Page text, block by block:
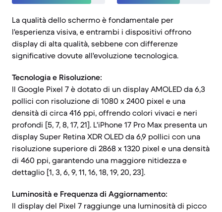
La qualità dello schermo è fondamentale per
l'esperienza visiva, e entrambi i dispositivi offrono
display di alta qualità, sebbene con differenze
significative dovute all'evoluzione tecnologica.
Tecnologia e Risoluzione:
Il Google Pixel 7 è dotato di un display AMOLED da 6,3
pollici con risoluzione di 1080 x 2400 pixel e una
densità di circa 416 ppi, offrendo colori vivaci e neri
profondi [5, 7, 8, 17, 21]. L'iPhone 17 Pro Max presenta un
display Super Retina XDR OLED da 6,9 pollici con una
risoluzione superiore di 2868 x 1320 pixel e una densità
di 460 ppi, garantendo una maggiore nitidezza e
dettaglio [1, 3, 6, 9, 11, 16, 18, 19, 20, 23].
Luminosità e Frequenza di Aggiornamento:
Il display del Pixel 7 raggiunge una luminosità di picco